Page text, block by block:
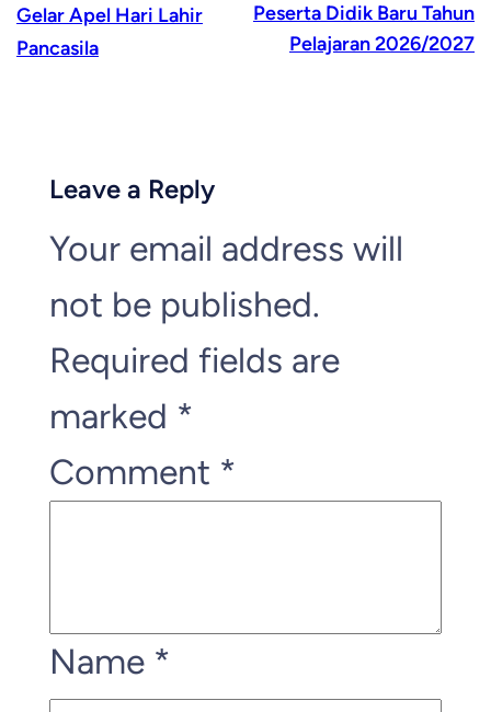
Gelar Apel Hari Lahir
Pancasila
Peserta Didik Baru Tahun
Pelajaran 2026/2027
Leave a Reply
Your email address will
not be published.
Required fields are
marked *
Comment *
Name *